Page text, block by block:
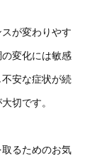
が変わりやす
変化には敏感
安な症状が続
切です。
るためのお気